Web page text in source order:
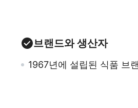
브랜드와 생산자
1967년에 설립된 식품 브